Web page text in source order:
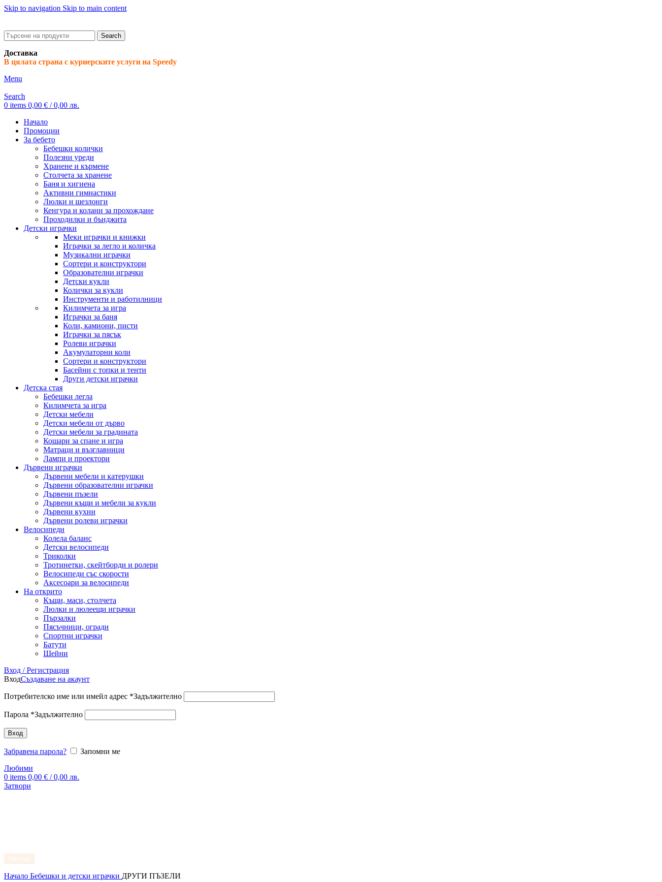
Skip to navigation Skip to main content
Search
Доставка
В цялата страна с куриерските услуги на Speedy
Menu
Search
0 items 0,00 € / 0,00 лв.
Начало
Промоции
За бебето
Бебешки колички
Полезни уреди
Хранене и кърмене
Столчета за хранене
Баня и хигиена
Активни гимнастики
Люлки и шезлонги
Кенгура и колани за прохождане
Проходилки и бънджита
Детски играчки
Меки играчки и книжки
Играчки за легло и количка
Музикални играчки
Сортери и конструктори
Образователни играчки
Детски кукли
Колички за кукли
Инструменти и работилници
Килимчета за игра
Играчки за баня
Коли, камиони, писти
Играчки за пясък
Ролеви играчки
Акумулаторни коли
Сортери и конструктори
Басейни с топки и тенти
Други детски играчки
Детска стая
Бебешки легла
Килимчета за игра
Детски мебели
Детски мебели от дърво
Детски мебели за градината
Кошари за спане и игра
Матраци и възглавници
Лампи и проектори
Дървени играчки
Дървени мебели и катерушки
Дървени образователни играчки
Дървени пъзели
Дървени къщи и мебели за кукли
Дървени кухни
Дървени ролеви играчки
Велосипеди
Колела баланс
Детски велосипеди
Триколки
Тротинетки, скейтборди и ролери
Велосипеди със скорости
Аксесоари за велосипеди
На открито
Къщи, маси, столчета
Люлки и люлеещи играчки
Пързалки
Пясъчници, огради
Спортни играчки
Батути
Шейни
Вход / Регистрация
ВходСъздаване на акаунт
Потребителско име или имейл адрес *Задължително
Парола *Задължително
Вход
Забравена парола?
Запомни ме
Любими
0 items 0,00 € / 0,00 лв.
Затвори
Начало Бебешки и детски играчки ДРУГИ ПЪЗЕЛИ